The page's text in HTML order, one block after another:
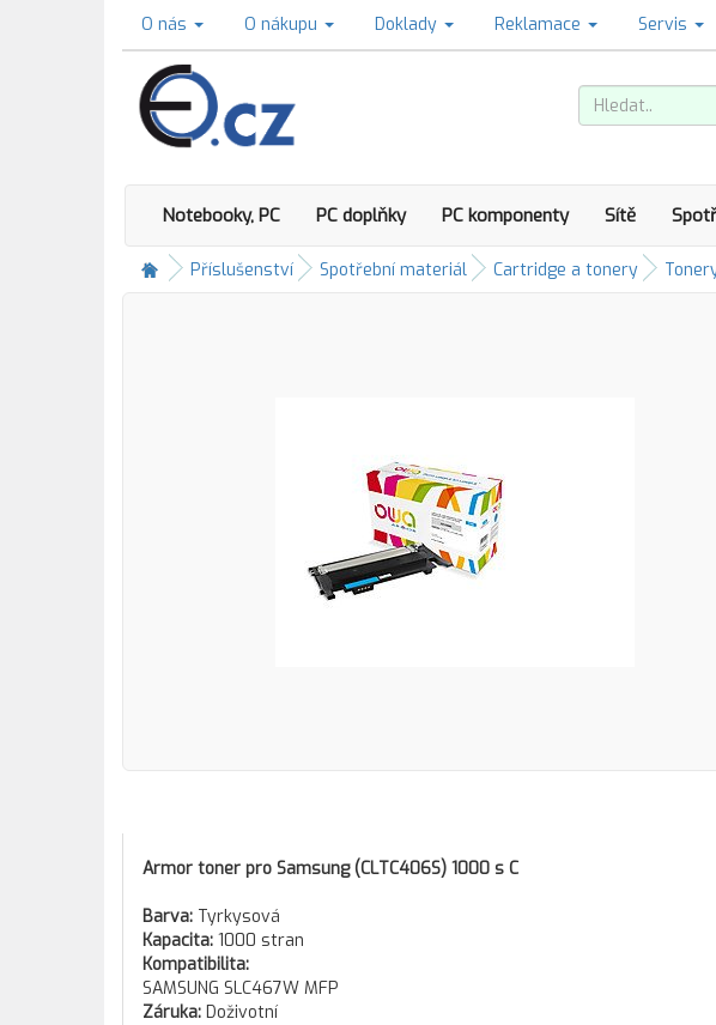
O nás O nákupu Doklady Reklamace Servis
Notebooky, PC PC doplňky PC komponenty Sítě
Příslušenství Spotřební materiál Cartridge a tonery
Armor toner pro Samsung (CLTC406S) 1000 s C
Barva: Tyrkysová
Kapacita: 1000 stran
Kompatibilita:
SAMSUNG SLC467W MFP
Záruka: Doživotní